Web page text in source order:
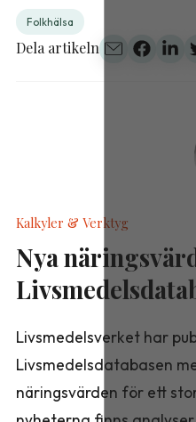
Folkhälsa
Dela artikeln
Kalkyler & Verktyg
Nya
Livsmedelsverket har
Livsmedelsdatabasen
näringsvärden för ett